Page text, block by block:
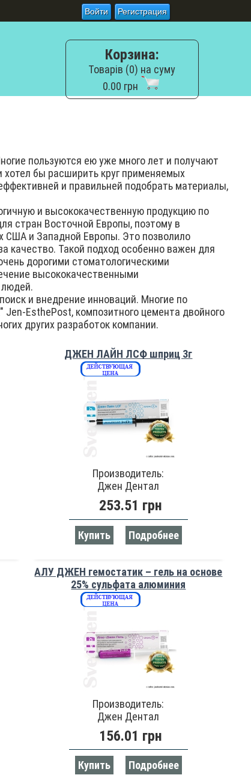
Войти Регистрация
Корзина:
Товарів (0) на суму
0.00 грн
пользуются ею уже много лет и получают
бы расширить круг применяемых
и правильней подобрать материалы,
и высококачественную продукцию по
стран Восточной Европы, поэтому в
США и Западной Европы. Это позволило
качество. Такой подход особенно важен для
дорогими стоматологическими
высококачественными
и внедрение инноваций. Многие по
EsthePost, композитного цемента двойного
других разработок компании.
ДЖЕН ЛАЙН ЛСФ шприц 3г
Производитель:
Джен Дентал
253.51 грн
Купить Подробнее
АЛУ ДЖЕН гемостатик – гель на основе
25% сульфата алюминия
Производитель:
Джен Дентал
156.01 грн
Купить Подробнее